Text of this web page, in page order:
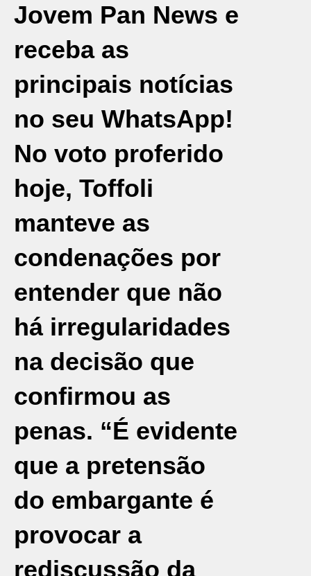
Jovem Pan News e
receba as
principais notícias
no seu WhatsApp!
No voto proferido
hoje, Toffoli
manteve as
condenações por
entender que não
há irregularidades
na decisão que
confirmou as
penas. “É evidente
que a pretensão
do embargante é
provocar a
rediscussão da